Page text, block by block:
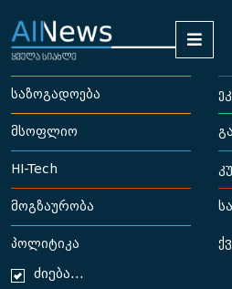
საზოგადოება
მსოფლიო
HI-Tech
მოგზაურობა
პოლიტიკა